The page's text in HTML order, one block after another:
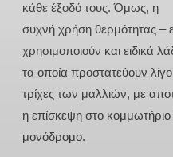
κάθε έξοδό τους. Όμως, η
συχνή χρήση θερμότητας –
χρησιμοποιούν και ειδικά
τα οποία προστατεύουν
τρίχες των μαλλιών, με
η επίσκεψη στο
μονόδρομο.